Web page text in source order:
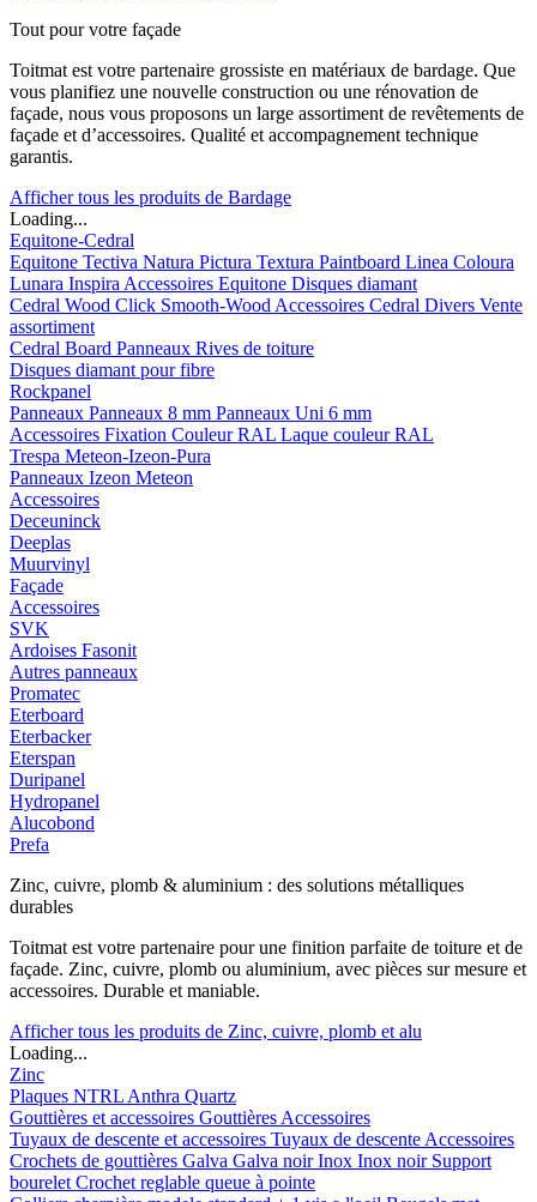
Tout pour votre façade
Toitmat est votre partenaire grossiste en matériaux de bardage. Que
vous planifiez une nouvelle construction ou une rénovation de
façade, nous vous proposons un large assortiment de revêtements de
façade et d’accessoires. Qualité et accompagnement technique
garantis.
Afficher tous les produits de Bardage
Loading...
Equitone-Cedral
Equitone Tectiva Natura Pictura Textura Paintboard Linea Coloura
Lunara Inspira Accessoires Equitone Disques diamant
Cedral Wood Click Smooth-Wood Accessoires Cedral Divers Vente
assortiment
Cedral Board Panneaux Rives de toiture
Disques diamant pour fibre
Rockpanel
Panneaux Panneaux 8 mm Panneaux Uni 6 mm
Accessoires Fixation Couleur RAL Laque couleur RAL
Trespa Meteon-Izeon-Pura
Panneaux Izeon Meteon
Accessoires
Deceuninck
Deeplas
Muurvinyl
Façade
Accessoires
SVK
Ardoises Fasonit
Autres panneaux
Promatec
Eterboard
Eterbacker
Eterspan
Duripanel
Hydropanel
Alucobond
Prefa
Zinc, cuivre, plomb & aluminium : des solutions métalliques
durables
Toitmat est votre partenaire pour une finition parfaite de toiture et de
façade. Zinc, cuivre, plomb ou aluminium, avec pièces sur mesure et
accessoires. Durable et maniable.
Afficher tous les produits de Zinc, cuivre, plomb et alu
Loading...
Zinc
Plaques NTRL Anthra Quartz
Gouttières et accessoires Gouttières Accessoires
Tuyaux de descente et accessoires Tuyaux de descente Accessoires
Crochets de gouttières Galva Galva noirInox Inox noir Support
bourelet Crochet reglable queue à pointe